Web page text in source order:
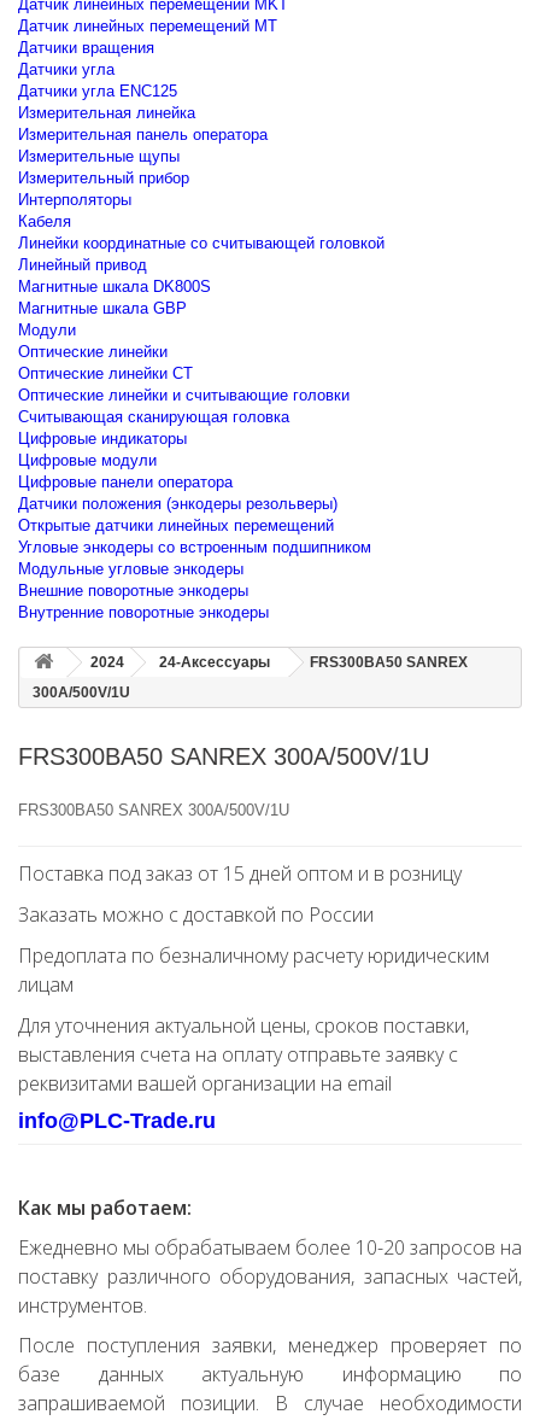
Датчик линейных перемещений MKT
Датчик линейных перемещений MT
Датчики вращения
Датчики угла
Датчики угла ENC125
Измерительная линейка
Измерительная панель оператора
Измерительные щупы
Измерительный прибор
Интерполяторы
Кабеля
Линейки координатные со считывающей головкой
Линейный привод
Магнитные шкала DK800S
Магнитные шкала GBP
Модули
Оптические линейки
Оптические линейки CT
Оптические линейки и считывающие головки
Считывающая сканирующая головка
Цифровые индикаторы
Цифровые модули
Цифровые панели оператора
Датчики положения (энкодеры резольверы)
Открытые датчики линейных перемещений
Угловые энкодеры со встроенным подшипником
Модульные угловые энкодеры
Внешние поворотные энкодеры
Внутренние поворотные энкодеры
2024 24-Аксессуары
FRS300BA50 SANREX
300A/500V/1U
FRS300BA50 SANREX 300A/500V/1U
FRS300BA50 SANREX 300A/500V/1U
Поставка под заказ от 15 дней оптом и в розницу
Заказать можно с доставкой по России
Предоплата по безналичному расчету юридическим
лицам
Для уточнения актуальной цены, сроков поставки,
выставления счета на оплату отправьте заявку с
реквизитами вашей организации на email
info@PLC-Trade.ru
Как мы работаем:
Ежедневно мы обрабатываем более 10-20 запросов на
поставку различного оборудования, запасных частей,
инструментов.
После поступления заявки, менеджер проверяет по
базе данных актуальную информацию по
запрашиваемой позиции. В случае необходимости